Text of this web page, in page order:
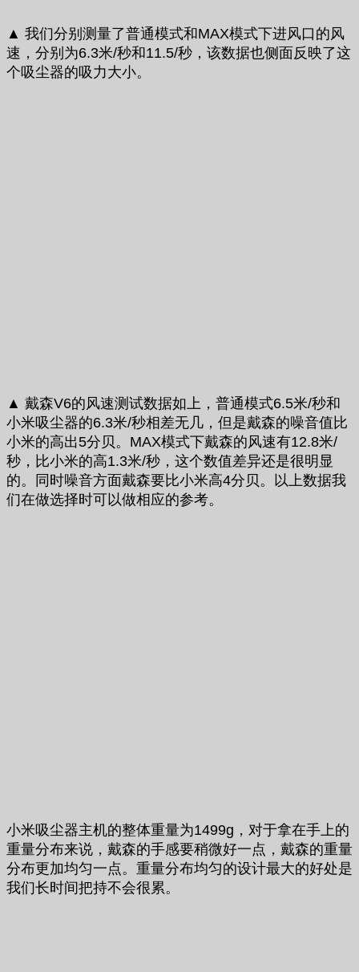
▲ 我们分别测量了普通模式和MAX模式下进风口的风
速，分别为6.3米/秒和11.5/秒，该数据也侧面反映了这
个吸尘器的吸力大小。
▲ 戴森V6的风速测试数据如上，普通模式6.5米/秒和
小米吸尘器的6.3米/秒相差无几，但是戴森的噪音值比
小米的高出5分贝。MAX模式下戴森的风速有12.8米/
秒，比小米的高1.3米/秒，这个数值差异还是很明显
的。同时噪音方面戴森要比小米高4分贝。以上数据我
们在做选择时可以做相应的参考。
小米吸尘器主机的整体重量为1499g，对于拿在手上的
重量分布来说，戴森的手感要稍微好一点，戴森的重量
分布更加均匀一点。重量分布均匀的设计最大的好处是
我们长时间把持不会很累。